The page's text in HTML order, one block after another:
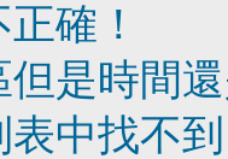
確！
是時間
中找不